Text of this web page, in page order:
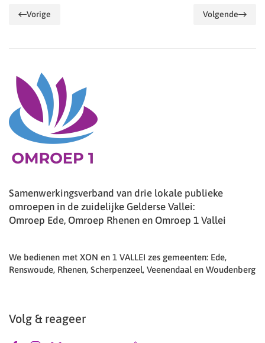
Vorige Volgende
Samenwerkingsverband van drie lokale publieke
omroepen in de zuidelijke Gelderse Vallei:
Omroep Ede, Omroep Rhenen en Omroep 1 Vallei
We bedienen met XON en 1 VALLEI zes gemeenten: Ede,
Renswoude, Rhenen, Scherpenzeel, Veenendaal en Woudenberg
Volg & reageer